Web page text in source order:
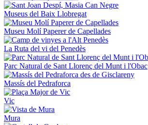
Museus del Baix Llobregat
Museu Molí Paperer de Capellades
La Ruta del vi del Penedès
Parc Natural de Sant Llorenç del Munt i l'Obac
Massís del Pedraforca
Vic
Mura